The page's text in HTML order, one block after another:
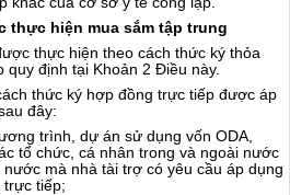
thực hiện mua sắm tập trung
thực hiện theo cách thức ký thỏa
định tại Khoản 2 Điều này.
thức ký hợp đồng trực tiếp được áp
đây:
trình, dự án sử dụng vốn ODA,
tổ chức, cá nhân trong và ngoài nước
nước mà nhà tài trợ có yêu cầu áp dụng
trực tiếp;